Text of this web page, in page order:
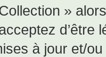
»
d’être
à jour et/